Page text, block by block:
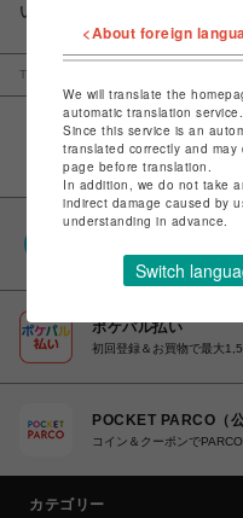
いることも魅力。
TOP
PARCOポイント
全国のPARCOやONLINE
ポケパル払い
初回登録＆お買物で最大
POCKET PARCO（
コイン＆クーポンで
カテゴリー
<About foreign
We will translate the
automatic translation service.
Since this service is an
translated correctly and
page before translation.
In addition, we do not take
indirect damage caused by
understanding in advance.
Switch